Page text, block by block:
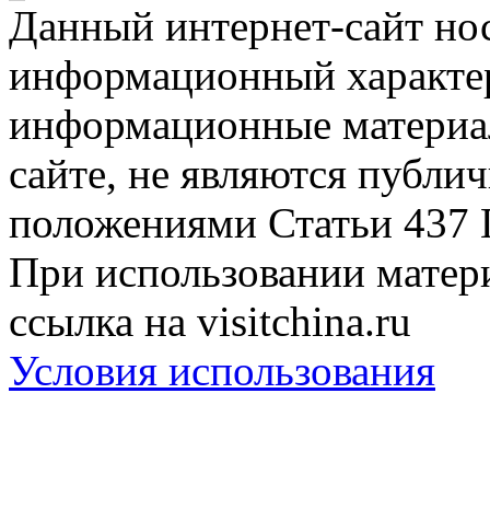
Данный интернет-сайт
информационный
информационные
сайте, не являются
положениями Статьи 437
При использовании
ссылка на visitchina.ru
Условия использования